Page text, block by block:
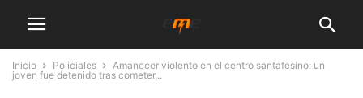
Inicio Policiales
Amanecer violento en el centro santafesino: un
joven fue detenido tras cometer...